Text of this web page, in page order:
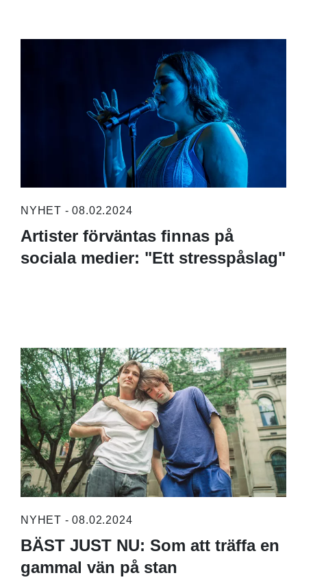
NYHET - 08.02.2024
Artister förväntas finnas på
sociala medier: "Ett stresspåslag"
NYHET - 08.02.2024
BÄST JUST NU: Som att träffa en
gammal vän på stan